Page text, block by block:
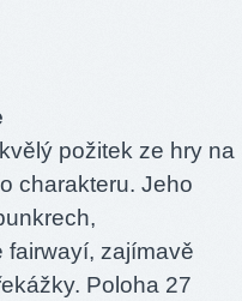
požitek ze hry na
charakteru. Jeho
fairwayí, zajímavě
Poloha 27